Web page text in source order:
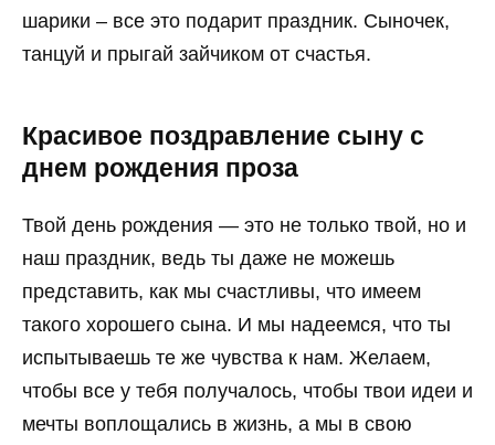
шарики – все это подарит праздник. Сыночек,
танцуй и прыгай зайчиком от счастья.
Красивое поздравление сыну с
днем рождения проза
Твой день рождения — это не только твой, но и
наш праздник, ведь ты даже не можешь
представить, как мы счастливы, что имеем
такого хорошего сына. И мы надеемся, что ты
испытываешь те же чувства к нам. Желаем,
чтобы все у тебя получалось, чтобы твои идеи и
мечты воплощались в жизнь, а мы в свою